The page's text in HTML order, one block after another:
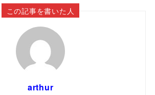
この記事を書いた人
arthur